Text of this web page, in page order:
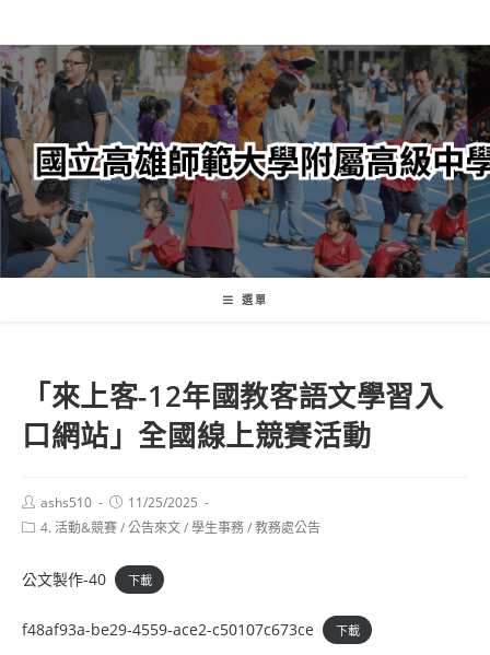
轉
至
主
內
容
選單
「來上客-12年國教客語文學習入
口網站」全國線上競賽活動
Post
author:
ashs510
Post
published:
11/25/2025
Post4. 活動&競賽/公告來文/學生事務/教務處公告
公文製作-40 下載
f48af93a-be29-4559-ace2-c50107c673ce 下載